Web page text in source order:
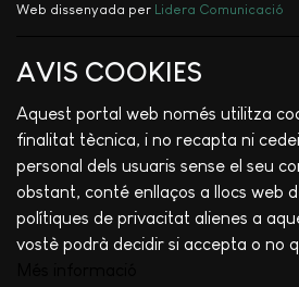
Web dissenyada per Lidera Comunicació
AVIS COOKIES
Aquest portal web només utilitza
finalitat tècnica, i no recapta ni
personal dels usuaris sense el seu
obstant, conté enllaços a llocs web
polítiques de privacitat alienes a
vostè podrà decidir si accepta o no